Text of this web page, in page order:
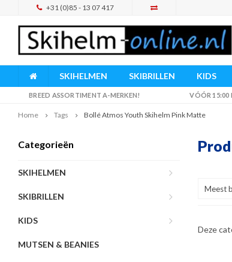
+31 (0)85 - 13 07 417
SKIHELMEN SKIBRILLEN KIDS
BREED ASSORTIMENT A-MERKEN! VÓÓR 15:00
Home Tags Bollé Atmos Youth Skihelm Pink Matte
Categorieën
SKIHELMEN
SKIBRILLEN
KIDS
MUTSEN & BEANIES
Meest
Deze